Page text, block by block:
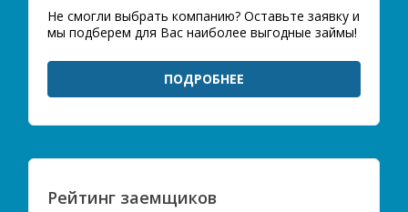
Не смогли выбрать компанию? Оставьте заявку и
мы подберем для Вас наиболее выгодные займы!
ПОДРОБНЕЕ
Рейтинг заемщиков